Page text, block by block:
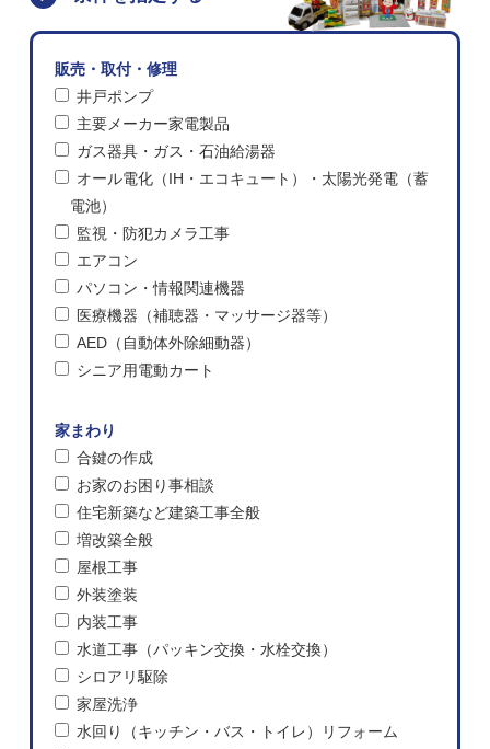
販売・取付・修理
井戸ポンプ
主要メーカー家電製品
ガス器具・ガス・石油給湯器
オール電化（IH・エコキュート）・太陽光発電（蓄
電池）
監視・防犯カメラ工事
エアコン
パソコン・情報関連機器
医療機器（補聴器・マッサージ器等）
AED（自動体外除細動器）
シニア用電動カート
家まわり
合鍵の作成
お家のお困り事相談
住宅新築など建築工事全般
増改築全般
屋根工事
外装塗装
内装工事
水道工事（パッキン交換・水栓交換）
シロアリ駆除
家屋洗浄
水回り（キッチン・バス・トイレ）リフォーム